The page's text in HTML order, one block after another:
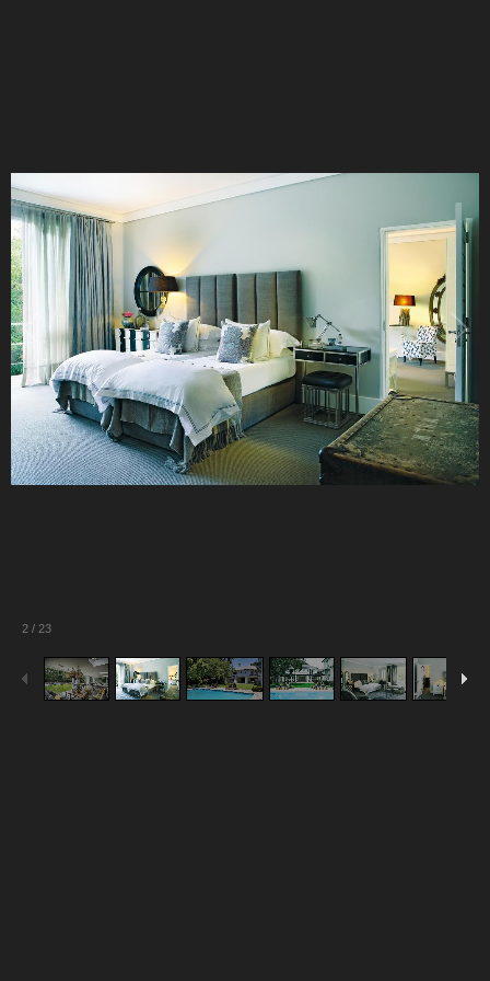
2 / 23